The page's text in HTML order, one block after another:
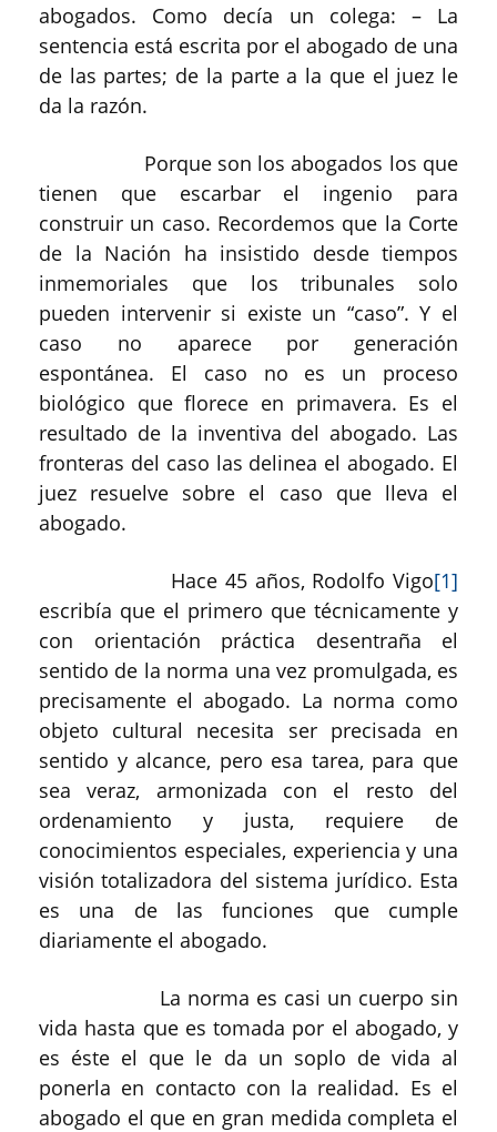
abogados. Como decía un colega: – La
sentencia está escrita por el abogado de una
de las partes; de la parte a la que el juez le
da la razón.
Porque son los abogados los que
tienen que escarbar el ingenio para
construir un caso. Recordemos que la Corte
de la Nación ha insistido desde tiempos
inmemoriales que los tribunales solo
pueden intervenir si existe un “caso”. Y el
caso no aparece por generación
espontánea. El caso no es un proceso
biológico que florece en primavera. Es el
resultado de la inventiva del abogado. Las
fronteras del caso las delinea el abogado. El
juez resuelve sobre el caso que lleva el
abogado.
Hace 45 años, Rodolfo Vigo[1]
escribía que el primero que técnicamente y
con orientación práctica desentraña el
sentido de la norma una vez promulgada, es
precisamente el abogado. La norma como
objeto cultural necesita ser precisada en
sentido y alcance, pero esa tarea, para que
sea veraz, armonizada con el resto del
ordenamiento y justa, requiere de
conocimientos especiales, experiencia y una
visión totalizadora del sistema jurídico. Esta
es una de las funciones que cumple
diariamente el abogado.
La norma es casi un cuerpo sin
vida hasta que es tomada por el abogado, y
es éste el que le da un soplo de vida al
ponerla en contacto con la realidad. Es el
abogado el que en gran medida completa el